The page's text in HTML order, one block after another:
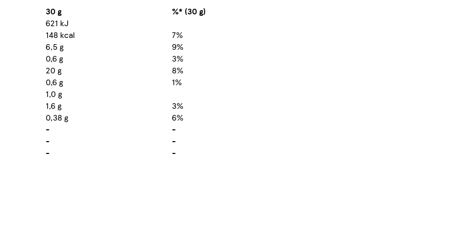
30 g
%* (30 g)
621 kJ
148 kcal
7%
6,5 g
9%
0,6 g
3%
20 g
8%
0,6 g
1%
1,0 g
1,6 g
3%
0,38 g
6%
-
-
-
-
- -